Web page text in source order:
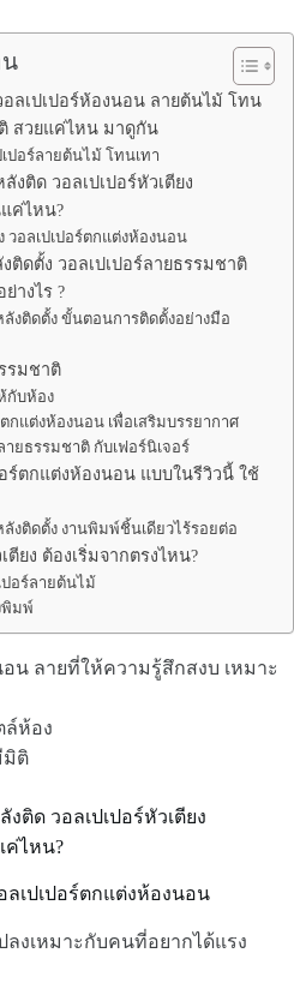
น
อลเปเปอร์ห้องนอน ลายต้นไม้ โทน
สวยแค่ไหน มาดูกัน
ปอร์ลายต้นไม้ โทนเทา
งติด วอลเปเปอร์หัวเตียง
ค่ไหน?
วอลเปเปอร์ตกแต่งห้องนอน
ติดตั้ง วอลเปเปอร์ลายธรรมชาติ
างไร ?
ลังติดตั้ง ขั้นตอนการติดตั้งอย่างมือ
รมชาติ
กับห้อง
กแต่งห้องนอน เพื่อเสริมบรรยากาศ
ายธรรมชาติ กับเฟอร์นิเจอร์
อร์ตกแต่งห้องนอน แบบในรีวิวนี้ ใช้
ลังติดตั้ง งานพิมพ์ชิ้นเดียวไร้รอยต่อ
ยง ต้องเริ่มจากตรงไหน?
อร์ลายต้นไม้
พิมพ์
น ลายที่ให้ความรู้สึกสงบ เหมาะ
ล์ห้อง
มิติ
ติด วอลเปเปอร์หัวเตียง
ค่ไหน?
ลเปเปอร์ตกแต่งห้องนอน
งเหมาะกับคนที่อยากได้แรง